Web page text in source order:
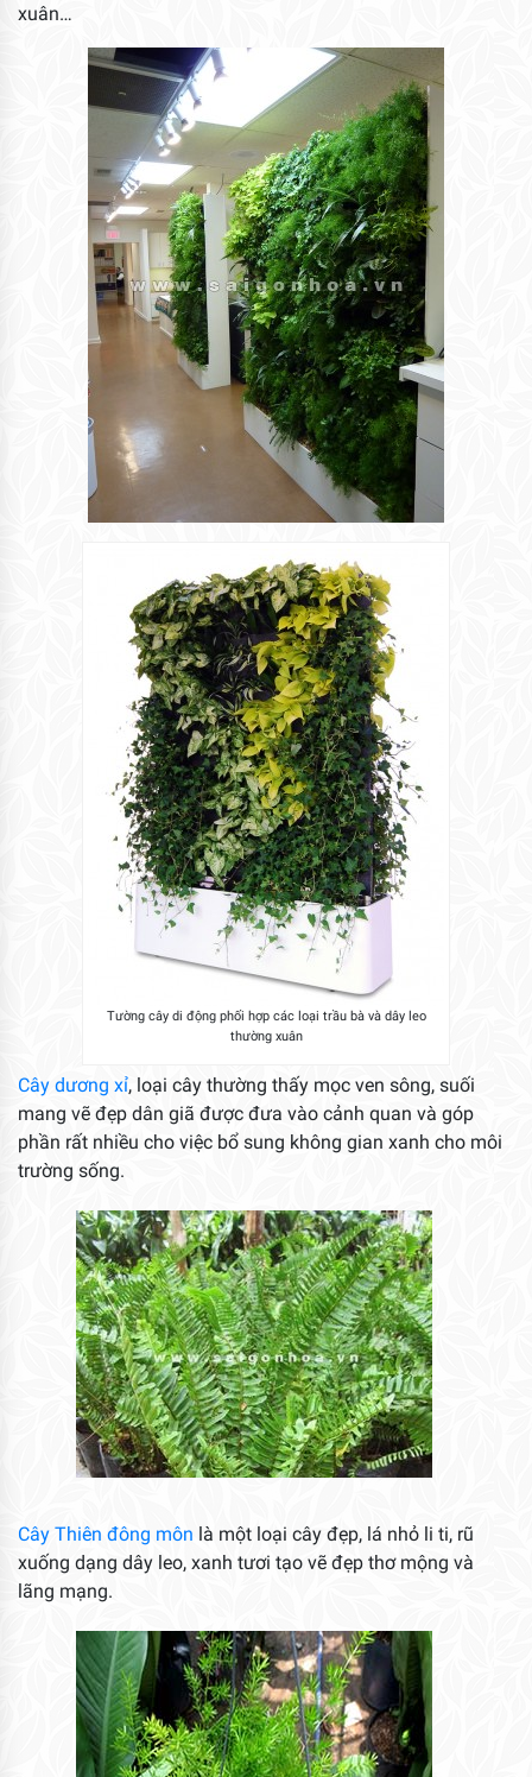
xuân…
Tường cây di động phối hợp các loại trầu bà và dây leo
thường xuân
Cây dương xỉ, loại cây thường thấy mọc ven sông, suối
mang vẽ đẹp dân giã được đưa vào cảnh quan và góp
phần rất nhiều cho việc bổ sung không gian xanh cho môi
trường sống.
Cây Thiên đông môn là một loại cây đẹp, lá nhỏ li ti, rũ
xuống dạng dây leo, xanh tươi tạo vẽ đẹp thơ mộng và
lãng mạng.